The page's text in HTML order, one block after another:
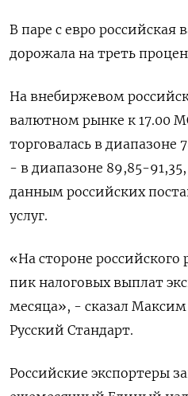
В паре с евро российская
дорожала на треть
На внебиржевом
валютном рынке к 17.00
торговалась в диапазоне
- в диапазоне 89,85-
данным российских
услуг.
«На стороне
пик налоговых выплат
месяца», - сказал
Русский Стандарт.
Российские экспортеры